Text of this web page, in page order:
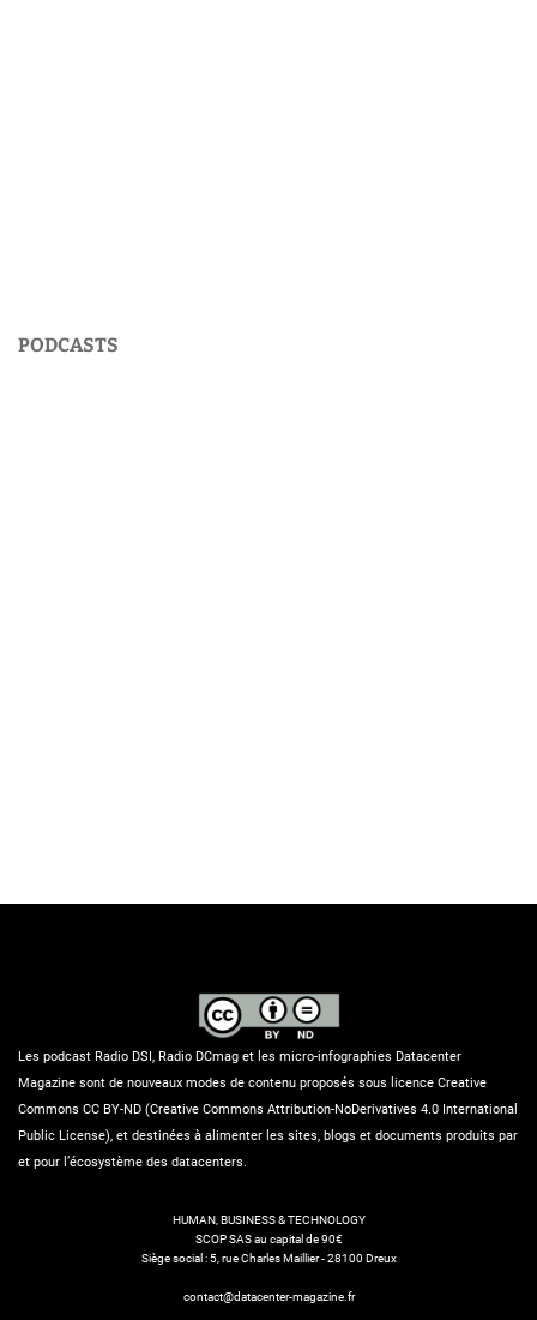
PODCASTS
Les podcast Radio DSI, Radio DCmag et les micro-infographies Datacenter
Magazine sont de nouveaux modes de contenu proposés sous licence Creative
Commons CC BY-ND (Creative Commons Attribution-NoDerivatives 4.0 International
Public License), et destinées à alimenter les sites, blogs et documents produits par
et pour l’écosystème des datacenters.
HUMAN, BUSINESS & TECHNOLOGY
SCOP SAS au capital de 90€
Siège social : 5, rue Charles Maillier - 28100 Dreux
contact@datacenter-magazine.fr